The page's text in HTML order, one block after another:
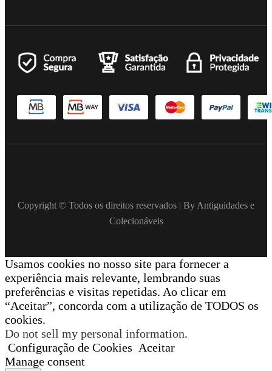
Copyright © Todos os direitos reservados | By Antiguidades e
Colecionáveis
Usamos cookies no nosso site para fornecer a
experiência mais relevante, lembrando suas
preferências e visitas repetidas. Ao clicar em
“Aceitar”, concorda com a utilização de TODOS os
cookies.
Do not sell my personal information.
Configuração de Cookies Aceitar
Manage consent